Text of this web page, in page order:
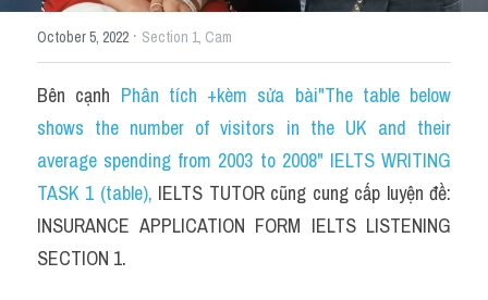
Section 2
Map
Transcript
Cam
Series luyện nghe Tiếng Anh cùng IELTS T
Health and Medicine
October 5, 2022 · Section 1, Cam
Bên cạnh Phân tích +kèm sửa bài"The table below
shows the number of visitors in the UK and their
average spending from 2003 to 2008" IELTS WRITING
TASK 1 (table), IELTS TUTOR cũng cung cấp luyện đề:
INSURANCE APPLICATION FORM IELTS LISTENING
SECTION 1.